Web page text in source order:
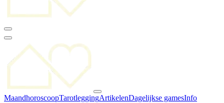
MaandhoroscoopTarotleggingArtikelenDagelijkse gamesInfo